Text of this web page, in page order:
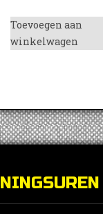
Toevoegen aan
winkelwagen